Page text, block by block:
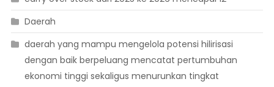
Daerah
daerah yang mampu mengelola potensi hilirisasi
dengan baik berpeluang mencatat pertumbuhan
ekonomi tinggi sekaligus menurunkan tingkat